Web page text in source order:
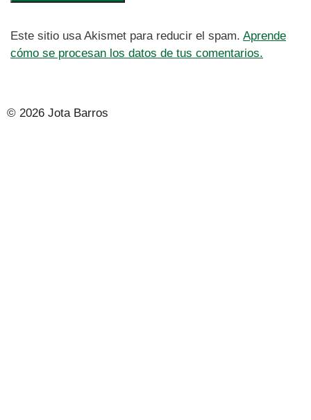
Este sitio usa Akismet para reducir el spam. Aprende
cómo se procesan los datos de tus comentarios.
© 2026 Jota Barros